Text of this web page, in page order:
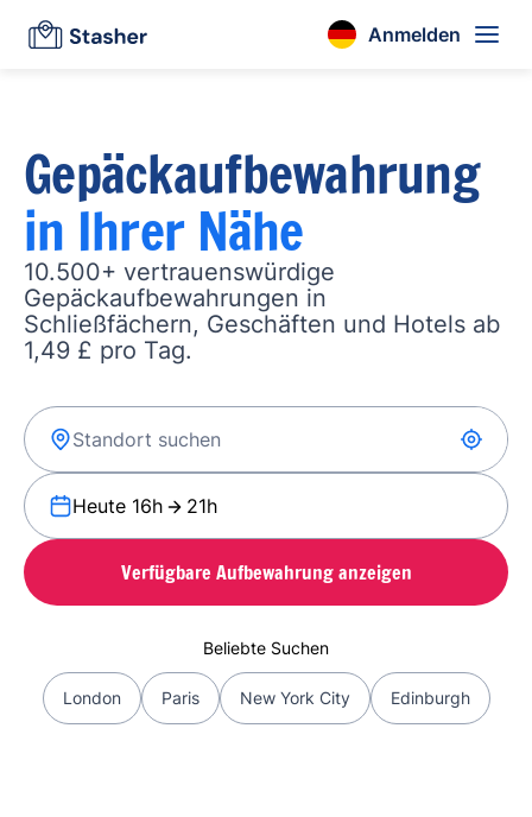
Anmelden
Gepäckaufbewahrung
in Ihrer Nähe
10.500+ vertrauenswürdige
Gepäckaufbewahrungen in
Schließfächern, Geschäften und Hotels ab
1,49 £ pro Tag.
Heute 16h 21h
Verfügbare Aufbewahrung anzeigen
Beliebte Suchen
London Paris New York City Edinburgh